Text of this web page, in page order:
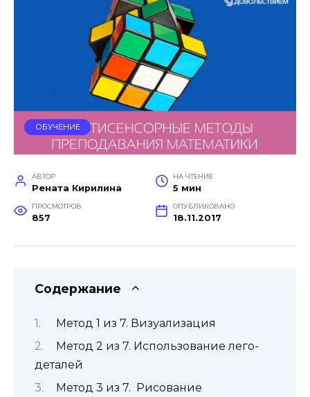
ОБУЧЕНИЕ
АВТОР
Рената Кирилина
НА ЧТЕНИЕ
5 мин
ПРОСМОТРОВ
857
ОПУБЛИКОВАНО
18.11.2017
Содержание
Метод 1 из 7. Визуализация
Метод 2 из 7. Использование лего-
деталей
Метод 3 из 7. Рисование